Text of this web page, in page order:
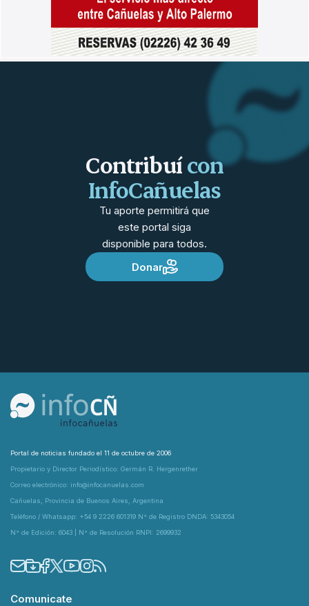
Contribuícon
InfoCañuelas
Tu aporte permitirá que
este portal siga
disponible para todos.
Donar
Portal de noticias fundado el 11 de octubre de 2006
Propietario y Director Periodístico: Germán R. Hergenrether
Correo electrónico: info@infocanuelas.com
Cañuelas, Provincia de Buenos Aires, Argentina
Teléfono / Whatsapp: +54 9 2226 601319 N° de Registro DNDA: 5343054
N° de Edición: 6043 | N° de Resolución RNPI: 2699932
Comunicate